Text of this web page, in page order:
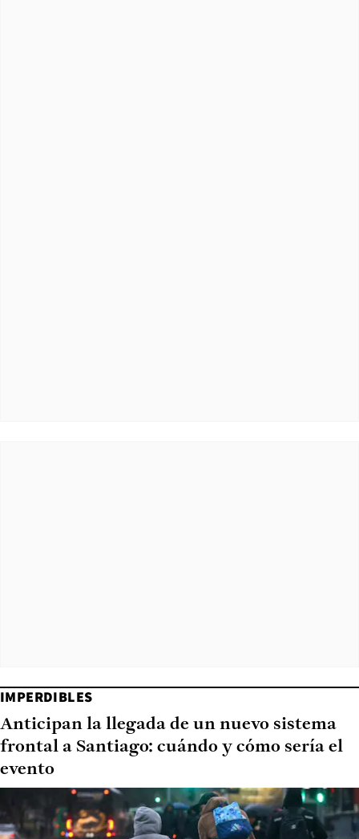
IMPERDIBLES
Anticipan la llegada de un nuevo sistema
frontal a Santiago: cuándo y cómo sería el
evento